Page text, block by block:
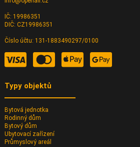
IČ: 19986351
DIČ: CZ19986351
Číslo účtu: 131-1883490297/0100
Typy objektů
Bytová jednotka
Rodinný dům
Bytový dům
Ubytovací zařízení
Průmyslový areál